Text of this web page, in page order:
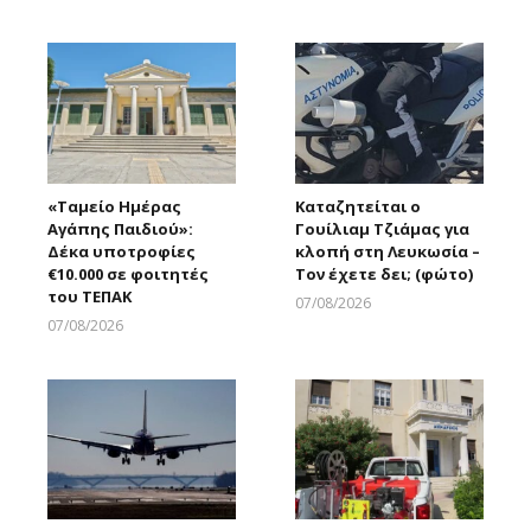
«Ταμείο Ημέρας
Αγάπης Παιδιού»:
Δέκα υποτροφίες
€10.000 σε φοιτητές
του ΤΕΠΑΚ
07/08/2026
Καταζητείται ο
Γουίλιαμ Τζιάμας για
κλοπή στη Λευκωσία –
Τον έχετε δει; (φώτο)
07/08/2026